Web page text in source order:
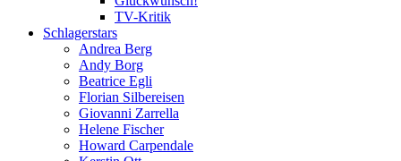
TV-Kritik
Schlagerstars
Andrea Berg
Andy Borg
Beatrice Egli
Florian Silbereisen
Giovanni Zarrella
Helene Fischer
Howard Carpendale